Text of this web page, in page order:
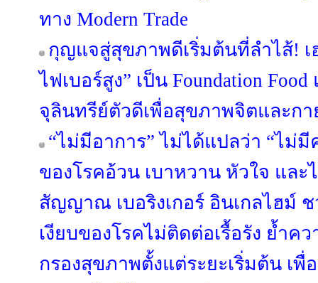
ทาง Modern Trade
กุญแจสู่สุขภาพดีเริ่มต้นที่ลำไส้!
ไฟเบอร์สูง” เป็น Foundation
จุลินทรีย์ตัวดีเพื่อสุขภาพจิตและก
“ไม่มีอาการ” ไม่ได้แปลว่า “ไม่มี
ของโรคอ้วน เบาหวาน หัวใจ และ
สัญญาณ เบอริงเกอร์ อินเกลไฮม์
เงียบของโรคไม่ติดต่อเรื้อรัง ย้ำ
กรองสุขภาพตั้งแต่ระยะเริ่มต้น เพื่